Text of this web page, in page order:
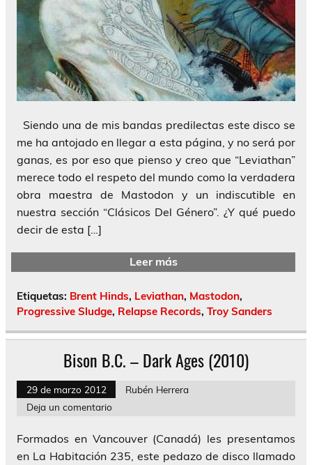
Siendo una de mis bandas predilectas este disco se
me ha antojado en llegar a esta página, y no será por
ganas, es por eso que pienso y creo que “Leviathan”
merece todo el respeto del mundo como la verdadera
obra maestra de Mastodon y un indiscutible en
nuestra sección “Clásicos Del Género”. ¿Y qué puedo
decir de esta […]
Leer más
Etiquetas: Brent Hinds, Leviathan, Mastodon,
Progressive Sludge, Relapse Records, Troy Sanders
Bison B.C. – Dark Ages (2010)
29 de marzo 2012
Rubén Herrera
Deja un comentario
Formados en Vancouver (Canadá) les presentamos
en La Habitación 235, este pedazo de disco llamado